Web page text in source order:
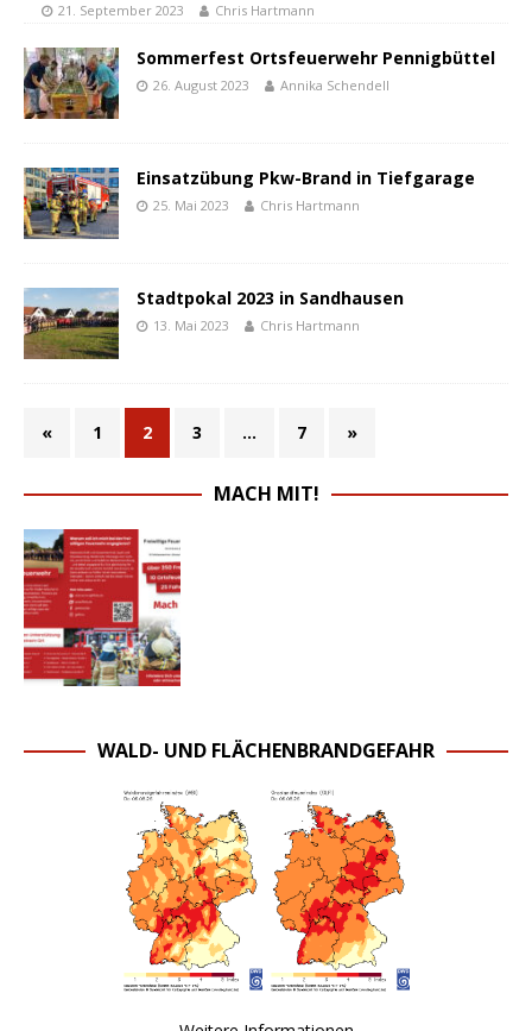
21. September 2023 Chris Hartmann
Sommerfest Ortsfeuerwehr Pennigbüttel
26. August 2023 Annika Schendell
Einsatzübung Pkw-Brand in Tiefgarage
25. Mai 2023 Chris Hartmann
Stadtpokal 2023 in Sandhausen
13. Mai 2023 Chris Hartmann
« 1 2 3 … 7 »
MACH MIT!
WALD- UND FLÄCHENBRANDGEFAHR